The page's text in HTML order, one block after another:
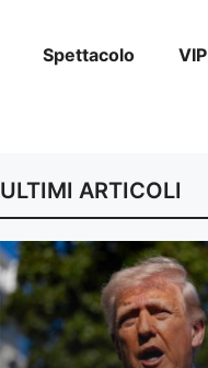
Spettacolo
ULTIMI ARTICOLI